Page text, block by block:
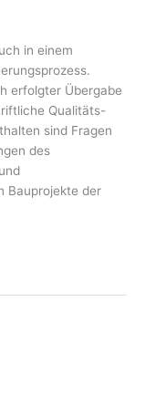
in einem
erfolgter Übergabe
Qualitäts-
sind Fragen
des
Bauprojekte der